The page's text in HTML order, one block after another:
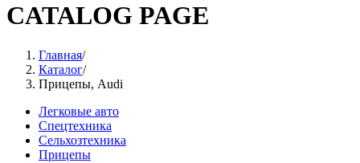
CATALOG PAGE
Главная/
Каталог/
Прицепы, Audi
Легковые авто
Спецтехника
Сельхозтехника
Прицепы